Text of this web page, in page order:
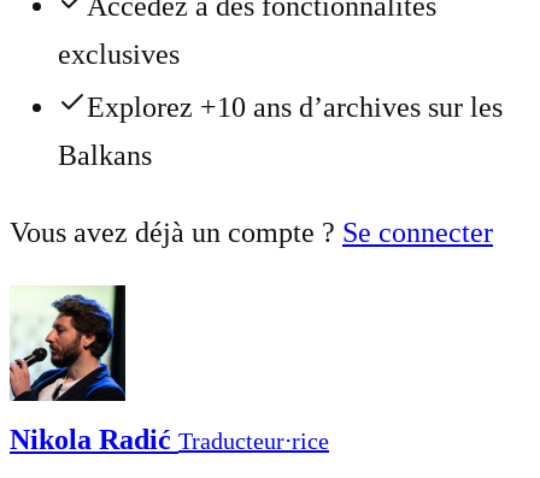
exclusives
Explorez +10 ans d’archives sur les
Balkans
Vous avez déjà un compte ? Se connecter
Nikola Radić Traducteur⋅rice